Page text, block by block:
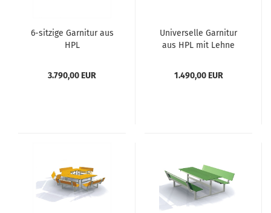
6-sitzige Garnitur aus
HPL
3.790,00 EUR
Universelle Garnitur
aus HPL mit Lehne
1.490,00 EUR